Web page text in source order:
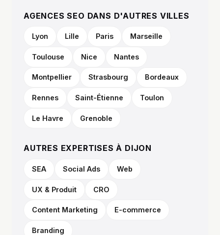
AGENCES SEO DANS D'AUTRES VILLES
Lyon Lille Paris Marseille
Toulouse Nice Nantes
Montpellier Strasbourg Bordeaux
Rennes Saint-Étienne Toulon
Le Havre Grenoble
AUTRES EXPERTISES À DIJON
SEA Social Ads Web
UX & Produit CRO
Content Marketing E-commerce
Branding